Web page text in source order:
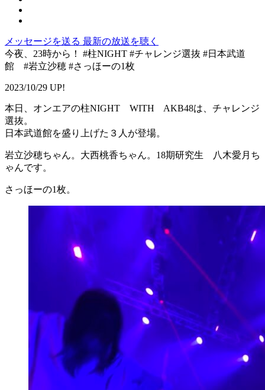
メッセージを送る 最新の放送を聴く
今夜、23時から！ #柱NIGHT #チャレンジ選抜 #日本武道
館 #岩立沙穂 #さっほーの1枚
2023/10/29 UP!
本日、オンエアの柱NIGHT WITH AKB48は、チャレンジ
選抜。
日本武道館を盛り上げた３人が登場。
岩立沙穂ちゃん。大西桃香ちゃん。18期研究生 八木愛月ち
ゃんです。
さっほーの1枚。